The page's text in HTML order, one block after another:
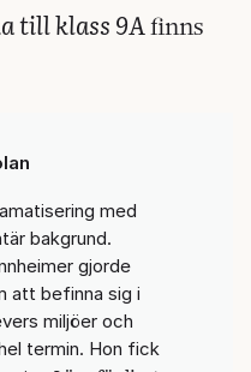
till klass 9Afinns
med
bakgrund.
gjorde
att befinna sig i
miljöer och
termin. Hon fick